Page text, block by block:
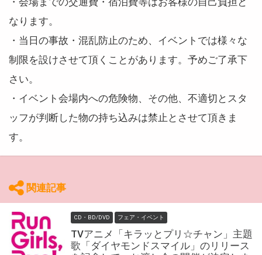
なります。
・当日の事故・混乱防止のため、イベントでは様々な
制限を設けさせて頂くことがあります。予めご了承下
さい。
・イベント会場内への危険物、その他、不適切とスタ
ッフが判断した物の持ち込みは禁止とさせて頂きま
す。
関連記事
CD・BD/DVD フェア・イベント
TVアニメ「キラッとプリ☆チャン」主題
歌「ダイヤモンドスマイル」のリリース